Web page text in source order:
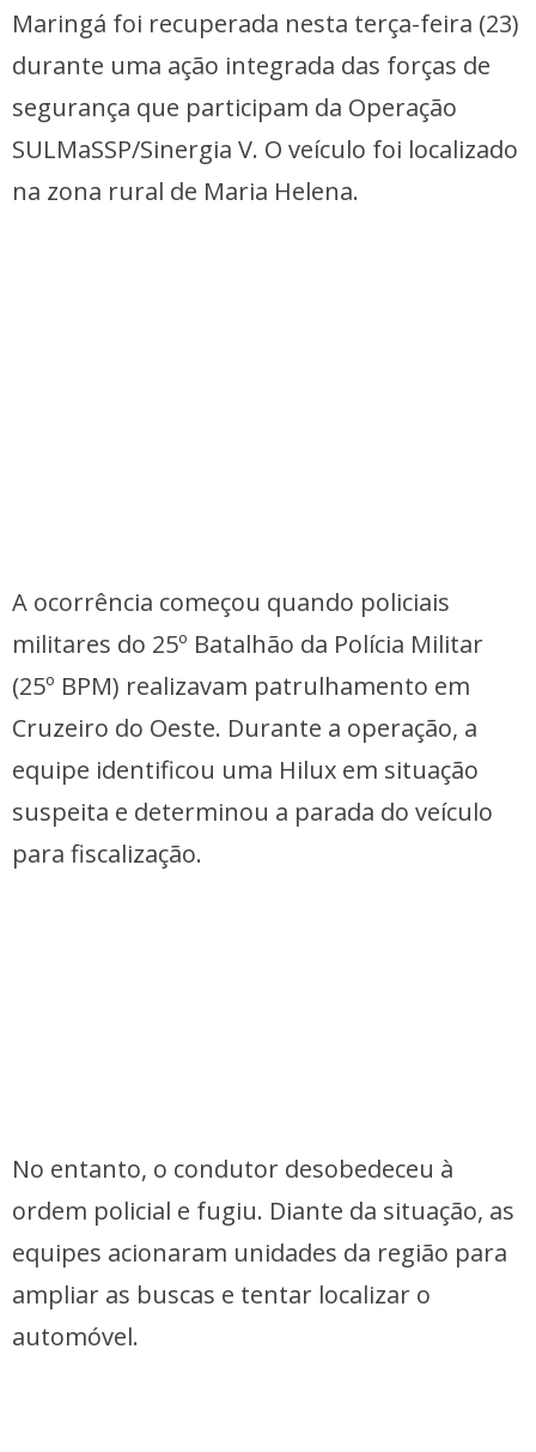
Maringá foi recuperada nesta terça-feira (23)
durante uma ação integrada das forças de
segurança que participam da Operação
SULMaSSP/Sinergia V. O veículo foi localizado
na zona rural de Maria Helena.
A ocorrência começou quando policiais
militares do 25º Batalhão da Polícia Militar
(25º BPM) realizavam patrulhamento em
Cruzeiro do Oeste. Durante a operação, a
equipe identificou uma Hilux em situação
suspeita e determinou a parada do veículo
para fiscalização.
No entanto, o condutor desobedeceu à
ordem policial e fugiu. Diante da situação, as
equipes acionaram unidades da região para
ampliar as buscas e tentar localizar o
automóvel.